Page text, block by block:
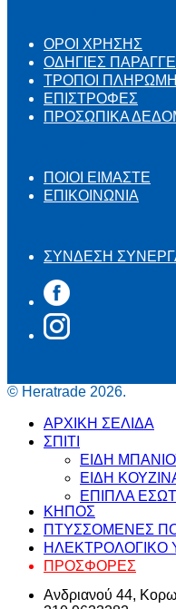
ΟΡΟΙ ΧΡΗΣΗΣ
ΟΔΗΓΙΕΣ
ΤΡΟΠΟΙ
ΕΠΙΣΤΡΟΦΕΣ
ΠΡΟΣΩΠΙΚΑ
ΠΟΙΟΙ ΕΙΜΑΣΤΕ
ΕΠΙΚΟΙΝΩΝΙΑ
ΣΥΝΔΕΣΗ
© Heratrade 2026.
ΑΡΧΙΚΗ ΣΕΛΙΔΑ
ΣΠΙΤΙ
ΕΙΔΗ
ΕΙΔΗ
ΕΠΙΠΛΑ
ΚΗΠΟΣ
ΠΤΥΣΣΟΜΕΝΕΣ
ΗΛΕΚΤΡΟΛΟΓΙΚΟ
ΠΡΟΣΦΟΡΕΣ
Ανδριανού 44,